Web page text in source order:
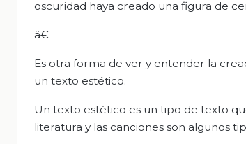
oscuridad haya creado una figura de
â€¯
Es otra forma de ver y entender la
un texto estético.
Un texto estético es un tipo de texto
literatura y las canciones son algunos